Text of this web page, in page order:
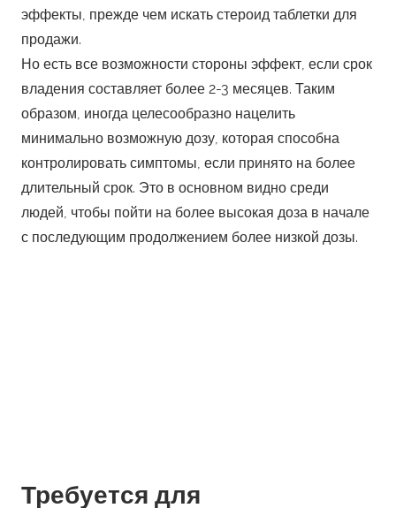
эффекты, прежде чем искать стероид таблетки для
продажи.
Но есть все возможности стороны эффект, если срок
владения составляет более 2-3 месяцев. Таким
образом, иногда целесообразно нацелить
минимально возможную дозу, которая способна
контролировать симптомы, если принято на более
длительный срок. Это в основном видно среди
людей, чтобы пойти на более высокая доза в начале
с последующим продолжением более низкой дозы.
Требуется для